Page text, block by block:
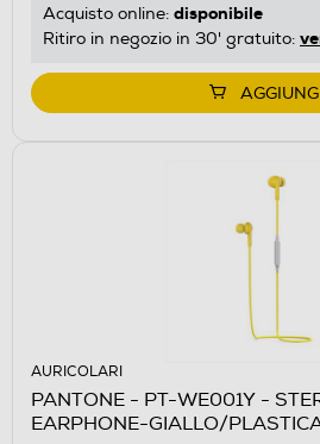
Acquisto online: disponibile
Ritiro in negozio in 30' gratuito:
AURICOLARI
PANTONE - PT-WE001Y -
EARPHONE-GIALLO/